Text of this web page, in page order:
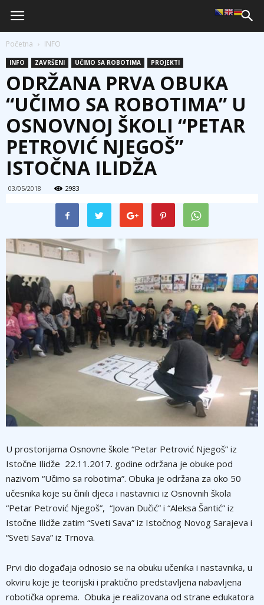
Početna INFO
INFO ZAVRŠENI UČIMO SA ROBOTIMA PROJEKTI
ODRŽANA PRVA OBUKA
“UČIMO SA ROBOTIMA” U
OSNOVNOJ ŠKOLI “PETAR
PETROVIĆ NJEGOŠ”
ISTOČNA ILIDŽA
03/05/2018 2983
U prostorijama Osnovne škole “Petar Petrović Njegoš” iz
Istočne Ilidže 22.11.2017. godine održana je obuke pod
nazivom “Učimo sa robotima”. Obuka je održana za oko 50
učesnika koje su činili djeca i nastavnici iz Osnovnih škola
“Petar Petrović Njegoš”, “Jovan Dučić” i “Aleksa Šantić” iz
Istočne Ilidže zatim “Sveti Sava” iz Istočnog Novog Sarajeva i
“Sveti Sava” iz Trnova.
Prvi dio događaja odnosio se na obuku učenika i nastavnika, u
okviru koje je teorijski i praktično predstavljena nabavljena
robotička oprema. Obuka je realizovana od strane edukatora